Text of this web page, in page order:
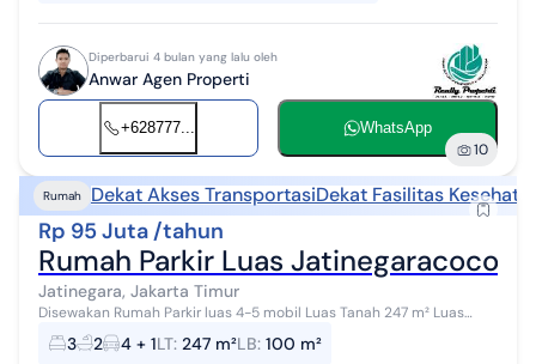
Diperbarui 4 bulan yang lalu oleh
Anwar Agen Properti
+628777... WhatsApp
10
Rumah Dekat Akses TransportasiDekat Fasilitas
Rp 95 Juta /tahun
Rumah Parkir Luas Jatinegaracocok
Jatinegara, Jakarta Timur
Disewakan Rumah Parkir luas 4-5 mobil Luas Tanah 247 m² Luas
Bangunan 100 m² Kamar Tidur 3 Kamar mandi 2 SHM STRATEGIS
Dekat Toll Jatinegara Hit...
3 2 4 + 1LT: 247 m²LB: 100 m²